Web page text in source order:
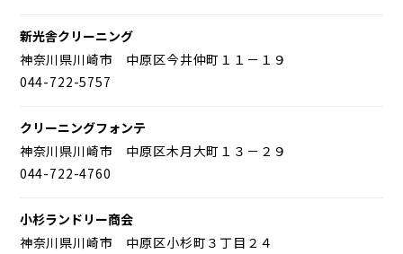
新光舎クリーニング
神奈川県川崎市 中原区今井仲町１１－１９
044-722-5757
クリーニングフォンテ
神奈川県川崎市 中原区木月大町１３－２９
044-722-4760
小杉ランドリー商会
神奈川県川崎市 中原区小杉町３丁目２４